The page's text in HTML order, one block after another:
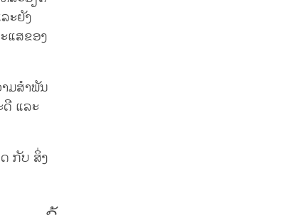
ະຍັງ
ແສຂອງ
ມສຳພັນ
ແລະ
ກັບ ສິ່ງ